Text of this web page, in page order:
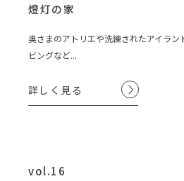
燈灯の家
奥さまのアトリエや洗練されたアイラン
ビングなど...
詳しく見る
vol.16